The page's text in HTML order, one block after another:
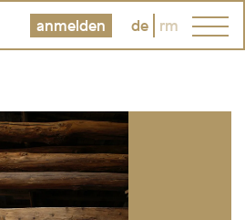
anmelden de rm